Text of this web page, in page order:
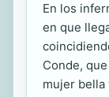
En los
en que
Conde,
mujer bella